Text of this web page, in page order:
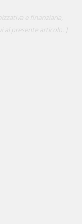
e finanziaria,
al presente articolo. ]